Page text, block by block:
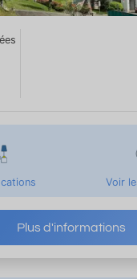
Voir
Plus d'informations